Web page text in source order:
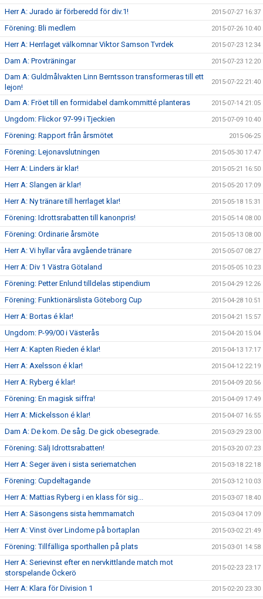
Herr A: Jurado är förberedd för div.1! 2015-07-27 16:37
Förening: Bli medlem 2015-07-26 10:40
Herr A: Herrlaget välkomnar Viktor Samson Tvrdek 2015-07-23 12:34
Dam A: Provträningar 2015-07-23 12:20
Dam A: Guldmålvakten Linn Berntsson transformeras till ett
lejon!
2015-07-22 21:40
Dam A: Fröet till en formidabel damkommitté planteras 2015-07-14 21:05
Ungdom: Flickor 97-99 i Tjeckien 2015-07-09 10:40
Förening: Rapport från årsmötet 2015-06-25
Förening: Lejonavslutningen 2015-05-30 17:47
Herr A: Linders är klar! 2015-05-21 16:50
Herr A: Slangen är klar! 2015-05-20 17:09
Herr A: Ny tränare till herrlaget klar! 2015-05-18 15:31
Förening: Idrottsrabatten till kanonpris! 2015-05-14 08:00
Förening: Ordinarie årsmöte 2015-05-13 08:00
Herr A: Vi hyllar våra avgående tränare 2015-05-07 08:27
Herr A: Div 1 Västra Götaland 2015-05-05 10:23
Förening: Petter Enlund tilldelas stipendium 2015-04-29 12:26
Förening: Funktionärslista Göteborg Cup 2015-04-28 10:51
Herr A: Bortas é klar! 2015-04-21 15:57
Ungdom: P-99/00 i Västerås 2015-04-20 15:04
Herr A: Kapten Rieden é klar! 2015-04-13 17:17
Herr A: Axelsson é klar! 2015-04-12 22:19
Herr A: Ryberg é klar! 2015-04-09 20:56
Förening: En magisk siffra! 2015-04-09 17:49
Herr A: Mickelsson é klar! 2015-04-07 16:55
Dam A: De kom. De såg. De gick obesegrade. 2015-03-29 23:00
Förening: Sälj Idrottsrabatten! 2015-03-20 07:23
Herr A: Seger även i sista seriematchen 2015-03-18 22:18
Förening: Cupdeltagande 2015-03-12 10:03
Herr A: Mattias Ryberg i en klass för sig... 2015-03-07 18:40
Herr A: Säsongens sista hemmamatch 2015-03-04 17:09
Herr A: Vinst över Lindome på bortaplan 2015-03-02 21:49
Förening: Tillfälliga sporthallen på plats 2015-03-01 14:58
Herr A: Serievinst efter en nervkittlande match mot
storspelande Öckerö
2015-02-23 23:17
Herr A: Klara för Division 1 2015-02-20 23:30